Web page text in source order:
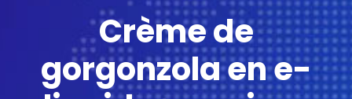
Crème de
gorgonzola en e-